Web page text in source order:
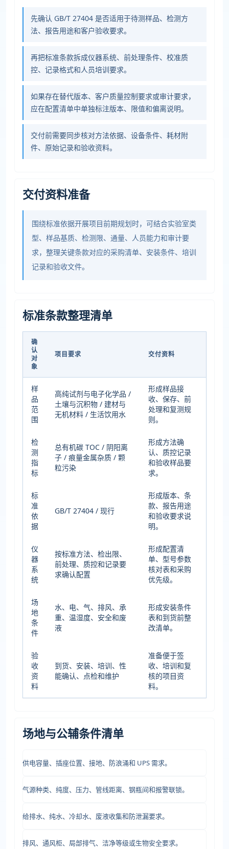
先确认 GB/T 27404 是否适用于待测样品、检测方
法、报告用途和客户验收要求。
再把标准条款拆成仪器系统、前处理条件、校准质
控、记录格式和人员培训要求。
如果存在替代版本、客户质量控制要求或审计要求，
应在配置清单中单独标注版本、限值和偏离说明。
交付前需要同步核对方法依据、设备条件、耗材附
件、原始记录和验收资料。
交付资料准备
围绕标准依据开展项目前期规划时，可结合实验室类
型、样品基质、检测限、通量、人员能力和审计要
求，整理关键条款对应的采购清单、安装条件、培训
记录和验收文件。
标准条款整理清单
确
认
对
象
项目要求 交付资料
样
品
范
围
高纯试剂与电子化学品 /
土壤与沉积物 / 建材与
无机材料 / 生活饮用水
形成样品接
收、保存、前
处理和复测规
则。
检
测
指
标
总有机碳 TOC / 阴阳离
子 / 痕量金属杂质 / 颗
粒污染
形成方法确
认、质控记录
和验收样品要
求。
标
准
依
据
GB/T 27404 / 现行
形成版本、条
款、报告用途
和验收要求说
明。
仪
器
系
统
按标准方法、检出限、
前处理、质控和记录要
求确认配置
形成配置清
单、型号参数
核对表和采购
优先级。
场
地
条
件
水、电、气、排风、承
重、温湿度、安全和废
液
形成安装条件
表和到货前整
改清单。
验
收
资
料
到货、安装、培训、性
能确认、点检和维护
准备便于签
收、培训和复
核的项目资
料。
场地与公辅条件清单
供电容量、插座位置、接地、防浪涌和 UPS 需求。
气源种类、纯度、压力、管线距离、钢瓶间和报警联锁。
给排水、纯水、冷却水、废液收集和防泄漏要求。
排风、通风柜、局部排气、洁净等级或生物安全要求。